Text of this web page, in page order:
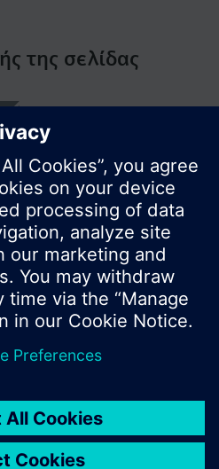
της σελίδας
και οι τιμές μπορεί